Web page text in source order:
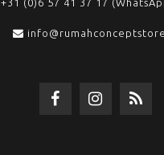
+31 (0)6 57 41 37 17